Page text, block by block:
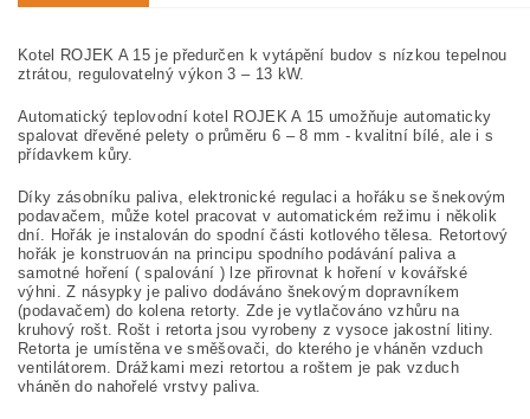
Kotel ROJEK A 15 je předurčen k vytápění budov s nízkou tepelnou
ztrátou, regulovatelný výkon 3 – 13 kW.
Automatický teplovodní kotel ROJEK A 15 umožňuje automaticky
spalovat dřevěné pelety o průměru 6 – 8 mm - kvalitní bílé, ale i s
přídavkem kůry.
Díky zásobníku paliva, elektronické regulaci a hořáku se šnekovým
podavačem, může kotel pracovat v automatickém režimu i několik
dní. Hořák je instalován do spodní části kotlového tělesa. Retortový
hořák je konstruován na principu spodního podávání paliva a
samotné hoření ( spalování ) lze přirovnat k hoření v kovářské
výhni. Z násypky je palivo dodáváno šnekovým dopravníkem
(podavačem) do kolena retorty. Zde je vytlačováno vzhůru na
kruhový rošt. Rošt i retorta jsou vyrobeny z vysoce jakostní litiny.
Retorta je umístěna ve směšovači, do kterého je vháněn vzduch
ventilátorem. Drážkami mezi retortou a roštem je pak vzduch
vháněn do nahořelé vrstvy paliva.